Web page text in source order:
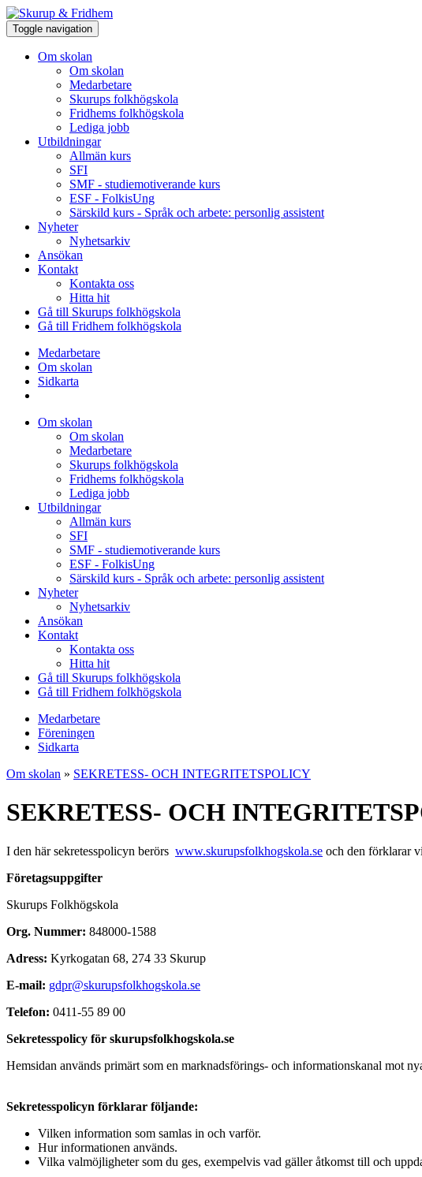
Toggle navigation
Om skolan
Om skolan
Medarbetare
Skurups folkhögskola
Fridhems folkhögskola
Lediga jobb
Utbildningar
Allmän kurs
SFI
SMF - studiemotiverande kurs
ESF - FolkisUng
Särskild kurs - Språk och arbete: personlig assistent
Nyheter
Nyhetsarkiv
Ansökan
Kontakt
Kontakta oss
Hitta hit
Gå till Skurups folkhögskola
Gå till Fridhem folkhögskola
Medarbetare
Om skolan
Sidkarta
Om skolan
Om skolan
Medarbetare
Skurups folkhögskola
Fridhems folkhögskola
Lediga jobb
Utbildningar
Allmän kurs
SFI
SMF - studiemotiverande kurs
ESF - FolkisUng
Särskild kurs - Språk och arbete: personlig assistent
Nyheter
Nyhetsarkiv
Ansökan
Kontakt
Kontakta oss
Hitta hit
Gå till Skurups folkhögskola
Gå till Fridhem folkhögskola
Medarbetare
Föreningen
Sidkarta
Om skolan » SEKRETESS- OCH INTEGRITETSPOLICY
SEKRETESS- OCH
I den här sekretesspolicyn berörs www.skurupsfolkhogskola.se och den förklarar
Företagsuppgifter
Skurups Folkhögskola
Org. Nummer: 848000-1588
Adress: Kyrkogatan 68, 274 33 Skurup
E-mail: gdpr@skurupsfolkhogskola.se
Telefon: 0411-55 89 00
Sekretesspolicy för skurupsfolkhogskola.se
Hemsidan används primärt som en marknadsförings- och informationskanal mot
Sekretesspolicyn förklarar följande:
Vilken information som samlas in och varför.
Hur informationen används.
Vilka valmöjligheter som du ges, exempelvis vad gäller åtkomst till och